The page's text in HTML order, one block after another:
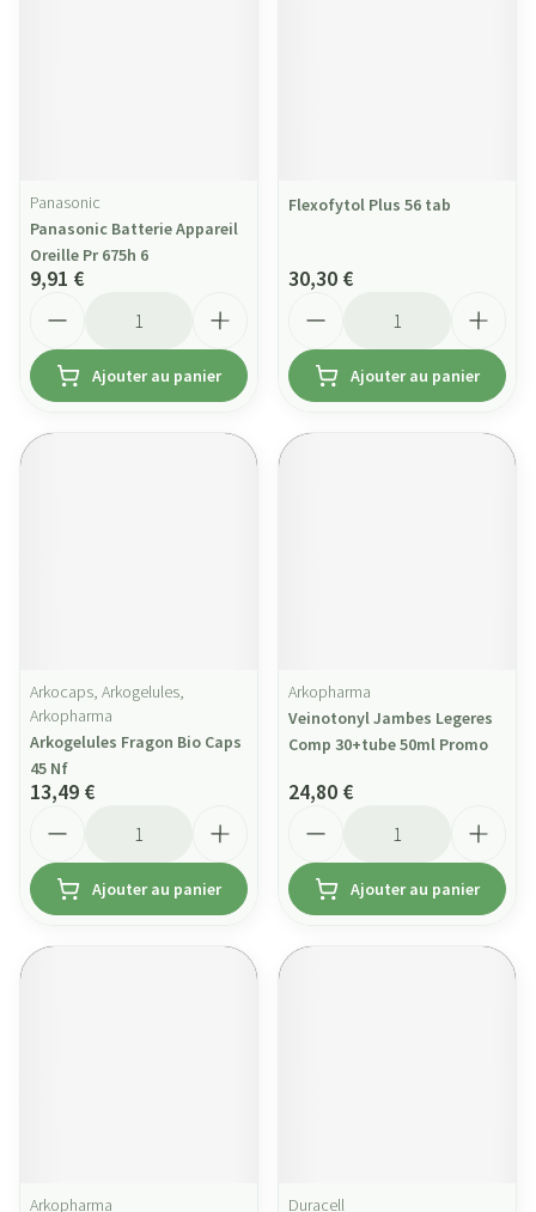
Panasonic
Panasonic Batterie Appareil
Oreille Pr 675h 6
9,91 €
Ajouter au panier
Flexofytol Plus 56 tab
30,30 €
Ajouter au panier
Arkocaps, Arkogelules,
Arkopharma
Arkogelules Fragon Bio Caps
45 Nf
13,49 €
Ajouter au panier
Arkopharma
Veinotonyl Jambes Legeres
Comp 30+tube 50ml Promo
24,80 €
Ajouter au panier
Arkopharma Duracell